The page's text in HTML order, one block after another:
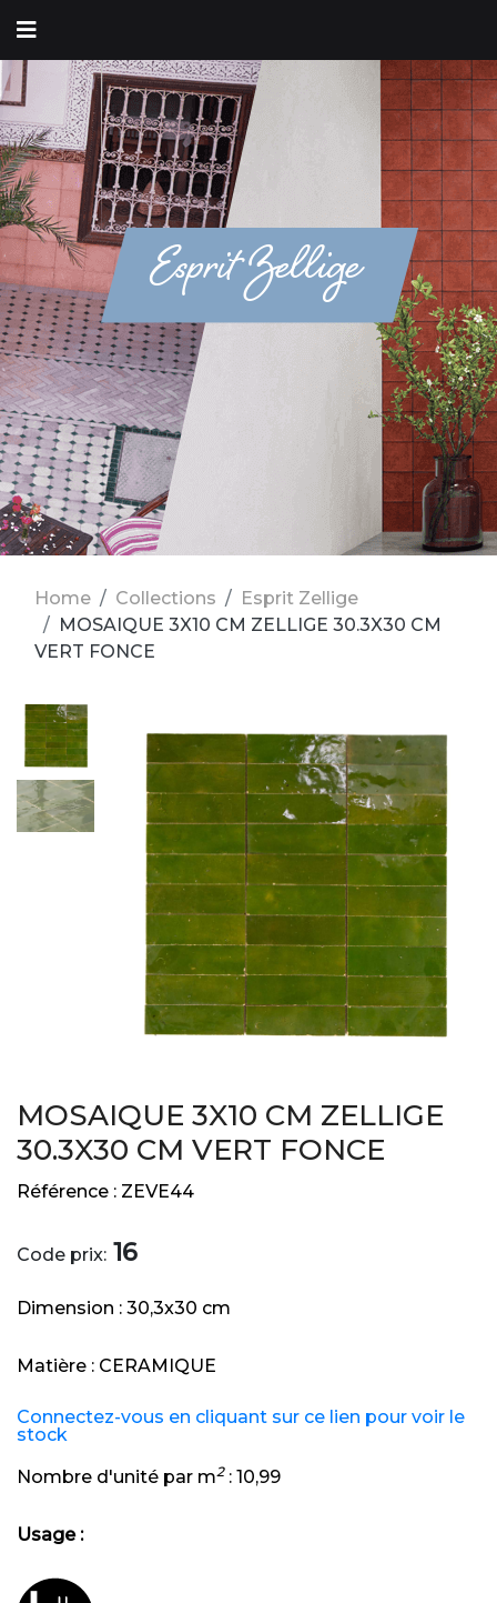
Esprit Zellige
Home Collections
Esprit Zellige
MOSAIQUE 3X10 CM ZELLIGE 30.3X30 CM
VERT FONCE
MOSAIQUE 3X10 CM ZELLIGE
30.3X30 CM VERT FONCE
Référence : ZEVE44
Code prix: 16
Dimension : 30,3x30 cm
Matière : CERAMIQUE
Connectez-vous en cliquant sur ce lien pour voir le
stock
Nombre d'unité par m2: 10,99
Usage :